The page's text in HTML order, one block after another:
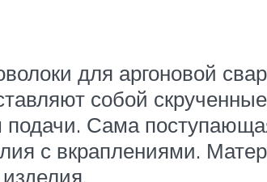
для аргоновой
собой
Сама
с вкраплениями.